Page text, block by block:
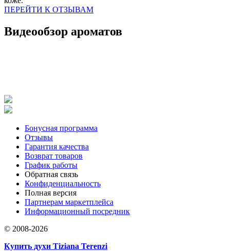
ПЕРЕЙТИ К ОТЗЫВАМ
Видеообзор ароматов
Бонусная программа
Отзывы
Гарантия качества
Возврат товаров
График работы
Обратная связь
Конфиденциальность
Полная версия
Партнерам маркетплейса
Информационный посредник
© 2008-2026
Купить духи Tiziana Terenzi